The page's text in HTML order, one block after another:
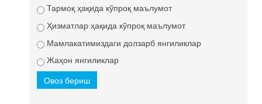
Тармоқ ҳақида кўпроқ маълумот
Ҳизматлар ҳақида кўпроқ маълумот
Мамлакатимиздаги долзарб янгиликлар
Жаҳон янгиликлар